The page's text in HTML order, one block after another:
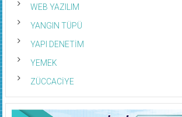
WEB YAZILIM
YANGIN TÜPÜ
YAPI DENETİM
YEMEK
ZÜCCACİYE